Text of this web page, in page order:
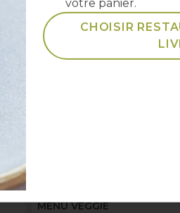
MENU VEGGIE
votre panier.
CHOISIR